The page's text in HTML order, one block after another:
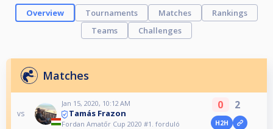
Overview Tournaments Matches
Rankings
Teams
Challenges
Matches
vs
Jan 15, 2020, 10:12 AM
Tamás Frazon
Fordan Amatőr Cup 2020 #1. forduló
0 2
H2H